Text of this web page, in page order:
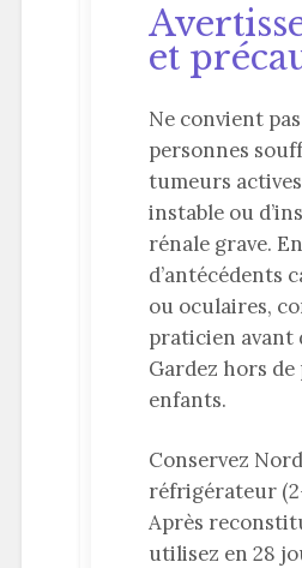
et
Ne convient
personnes
tumeurs
instable ou
rénale grave.
d’antécédents
ou oculaires,
praticien avant
Gardez hors de
enfants.
Conservez
réfrigérateur
Après
utilisez en 28